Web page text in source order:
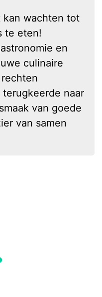
kan wachten tot
te eten!
en
culinaire
naar
van goede
van samen